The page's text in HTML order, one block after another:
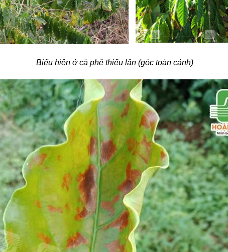
Biểu hiện ở cà phê thiếu lân (góc toàn cảnh)